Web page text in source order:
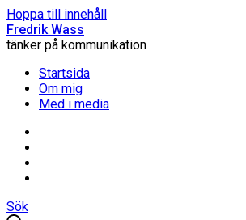
Hoppa till innehåll
Fredrik Wass
tänker på kommunikation
Startsida
Om mig
Med i media
Sök